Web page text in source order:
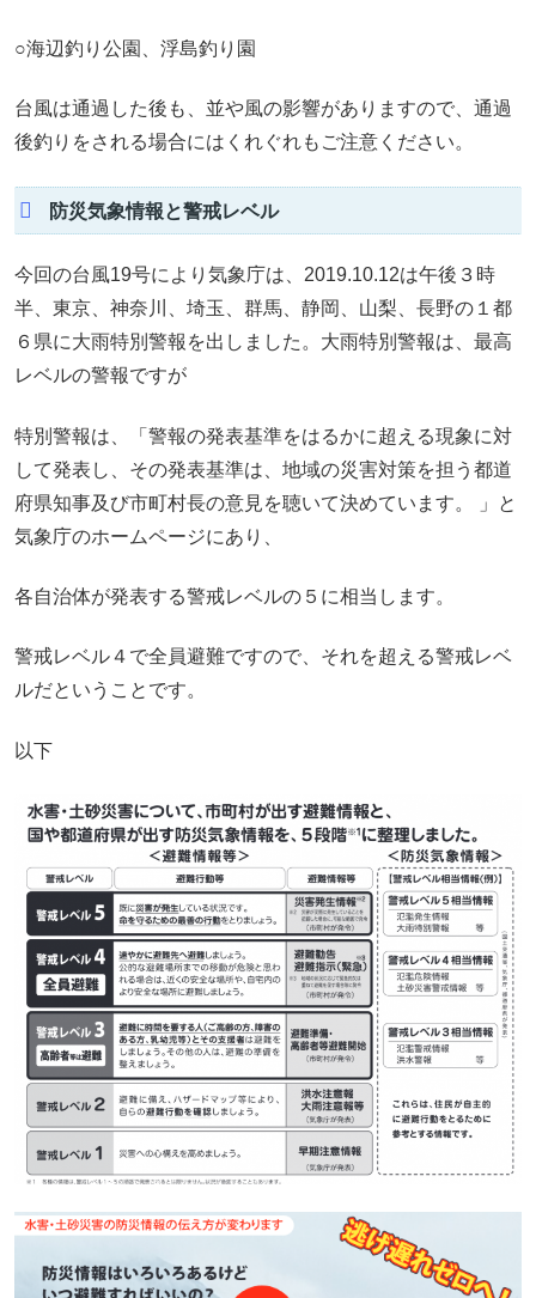
○海辺釣り公園、浮島釣り園
台風は通過した後も、並や風の影響がありますので、通過
後釣りをされる場合にはくれぐれもご注意ください。
防災気象情報と警戒レベル
今回の台風19号により気象庁は、2019.10.12は午後３時
半、東京、神奈川、埼玉、群馬、静岡、山梨、長野の１都
６県に大雨特別警報を出しました。大雨特別警報は、最高
レベルの警報ですが
特別警報は、「警報の発表基準をはるかに超える現象に対
して発表し、その発表基準は、地域の災害対策を担う都道
府県知事及び市町村長の意見を聴いて決めています。 」と
気象庁のホームページにあり、
各自治体が発表する警戒レベルの５に相当します。
警戒レベル４で全員避難ですので、それを超える警戒レベ
ルだということです。
以下